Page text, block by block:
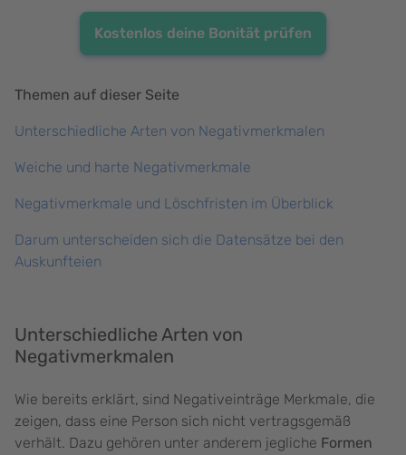
Kostenlos deine Bonität prüfen
Themen auf dieser Seite
Unterschiedliche Arten von Negativmerkmalen
Weiche und harte Negativmerkmale
Negativmerkmale und Löschfristen im Überblick
Darum unterscheiden sich die Datensätze bei den
Auskunfteien
Unterschiedliche Arten von
Negativmerkmalen
Wie bereits erklärt, sind Negativeinträge Merkmale, die
zeigen, dass eine Person sich nicht vertragsgemäß
verhält. Dazu gehören unter anderem jegliche Formen